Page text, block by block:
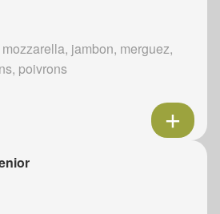
jambon, merguez,
poivrons